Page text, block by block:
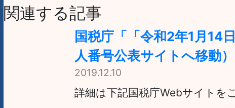
関連する記事
国税庁「「令和2年1月14
人番号公表サイトへ移動
2019.12.10
詳細は下記国税庁Webサイト